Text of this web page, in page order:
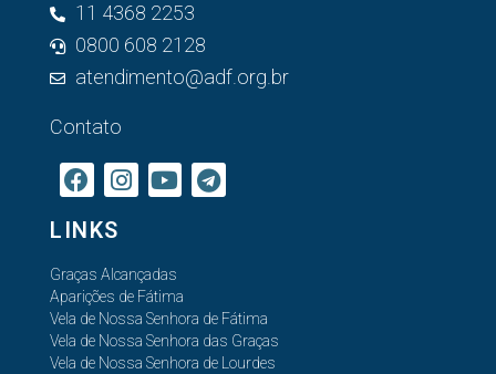
11 4368 2253
0800 608 2128
atendimento@adf.org.br
Contato
LINKS
Graças Alcançadas
Aparições de Fátima
Vela de Nossa Senhora de Fátima
Vela de Nossa Senhora das Graças
Vela de Nossa Senhora de Lourdes